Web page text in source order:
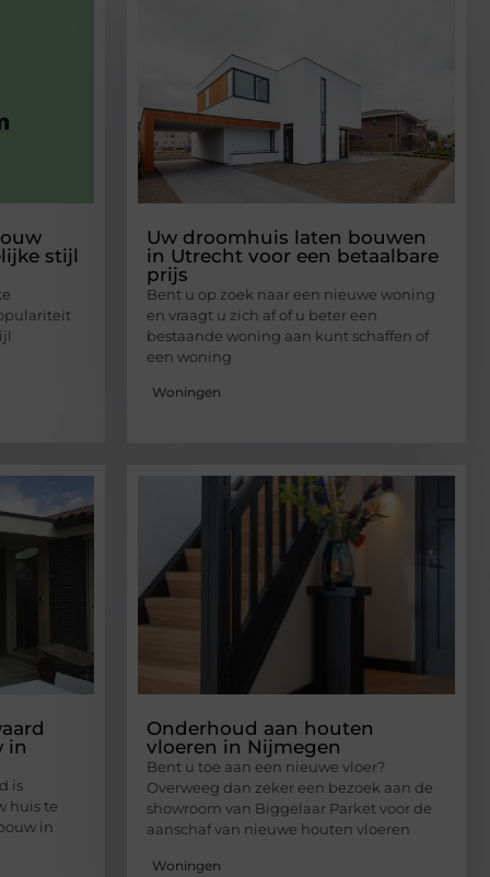
stijl
Uw droomhuis laten bouwen
in Utrecht voor een betaalbare
prijs
Bent u op zoek naar een nieuwe woning
en vraagt u zich af of u beter een
bestaande woning aan kunt schaffen of
een woning
Woningen
in
is
huis te
in
Onderhoud aan houten
vloeren in Nijmegen
Bent u toe aan een nieuwe vloer?
Overweeg dan zeker een bezoek aan de
showroom van Biggelaar Parket voor de
aanschaf van nieuwe houten vloeren
Woningen